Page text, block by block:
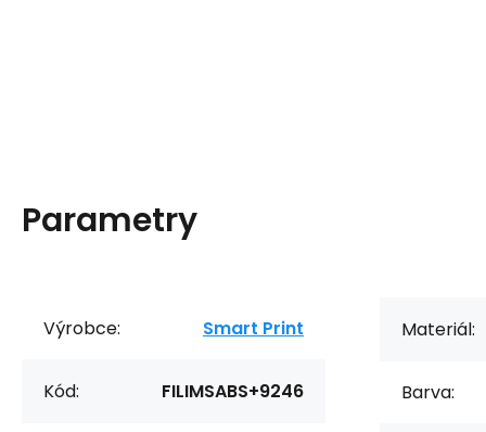
Parametry
Výrobce: Smart Print
Kód: FILIMSABS+9246
Materiál:
Barva: